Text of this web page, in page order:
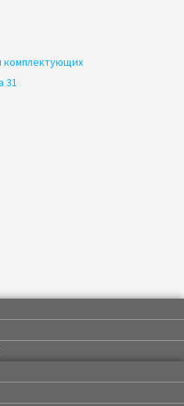
комплектующих
31